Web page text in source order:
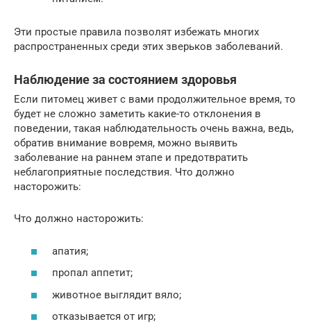
Эти простые правила позволят избежать многих
распространенных среди этих зверьков заболеваний.
Наблюдение за состоянием здоровья
Если питомец живет с вами продолжительное время, то
будет не сложно заметить какие-то отклонения в
поведении, такая наблюдательность очень важна, ведь,
обратив внимание вовремя, можно выявить
заболевание на раннем этапе и предотвратить
неблагоприятные последствия. Что должно
насторожить:
Что должно насторожить:
апатия;
пропал аппетит;
животное выглядит вяло;
отказывается от игр;